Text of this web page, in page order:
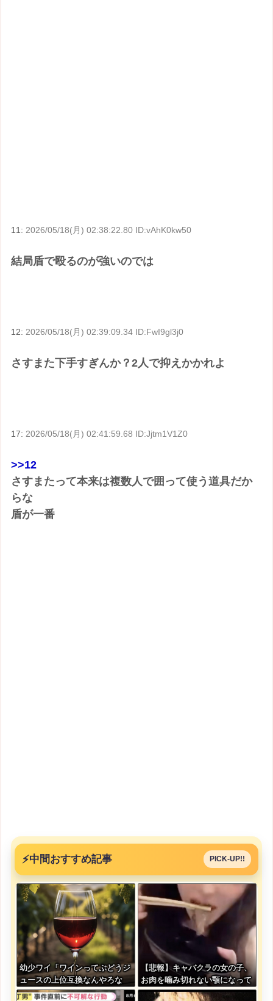
11: 2026/05/18(月) 02:38:22.80 ID:vAhK0kw50
結局盾で殴るのが強いのでは
12: 2026/05/18(月) 02:39:09.34 ID:FwI9gl3j0
さすまた下手すぎんか？2人で抑えかかれよ
17:2026/05/18(月) 02:41:59.68 ID:Jjtm1V1Z0
>>12
さすまたって本来は複数人で囲って使う道具だか
らな
盾が一番
⚡中間おすすめ記事 PICK-UP!!
幼少ワイ「ワインってぶどうジ
ュースの上位互換なんやろな
ぁ」
【悲報】キャバクラの女の子、
お肉を噛み切れない顎になって
しまう・・・